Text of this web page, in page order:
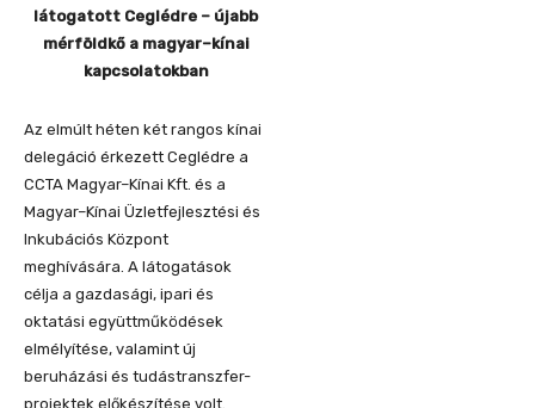
látogatott Ceglédre – újabb
mérföldkő a magyar–kínai
kapcsolatokban
Az elmúlt héten két rangos kínai
delegáció érkezett Ceglédre a
CCTA Magyar–Kínai Kft. és a
Magyar–Kínai Üzletfejlesztési és
Inkubációs Központ
meghívására. A látogatások
célja a gazdasági, ipari és
oktatási együttműködések
elmélyítése, valamint új
beruházási és tudástranszfer-
projektek előkészítése volt.